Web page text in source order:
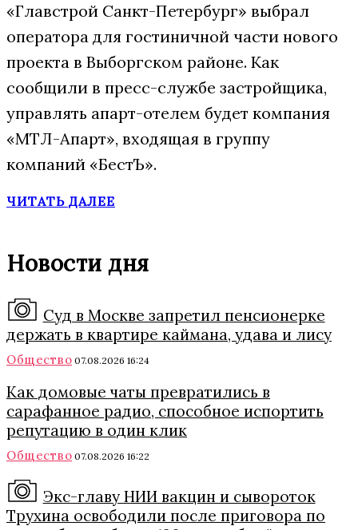
«Главстрой Санкт-Петербург» выбрал
оператора для гостиничной части нового
проекта в Выборгском районе. Как
сообщили в пресс-службе застройщика,
управлять апарт-отелем будет компания
«МТЛ-Апарт», входящая в группу
компаний «БестЪ».
ЧИТАТЬ ДАЛЕЕ
Новости дня
Суд в Москве запретил пенсионерке
держать в квартире каймана, удава и лису
Общество 07.08.2026 16:24
Как домовые чаты превратились в
сарафанное радио, способное испортить
репутацию в один клик
Общество 07.08.2026 16:22
Экс-главу НИИ вакцин и сывороток
Трухина освободили после приговора по